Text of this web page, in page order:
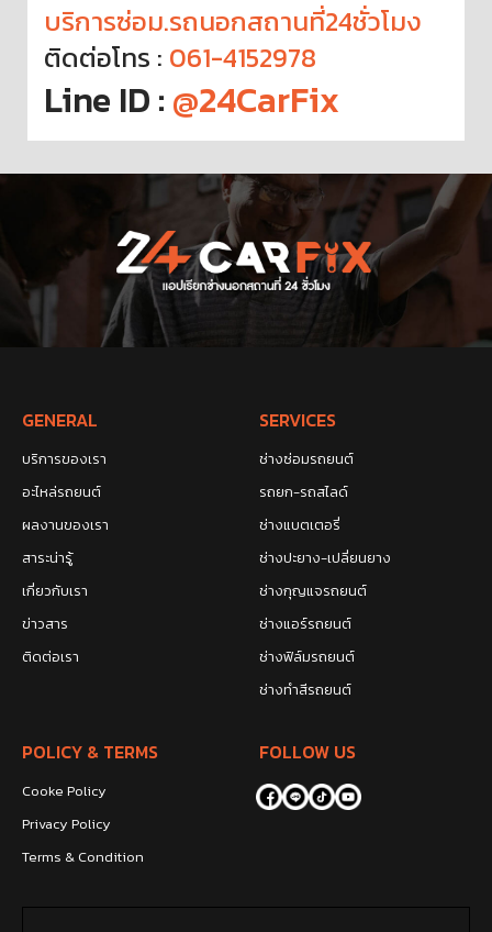
บริการซ่อม.รถนอกสถานที่24ชั่วโมง
ติดต่อโทร : 061-4152978
Line ID :@24CarFix
GENERAL
บริการของเรา
อะไหล่รถยนต์
ผลงานของเรา
สาระน่ารู้
เกี่ยวกับเรา
ข่าวสาร
ติดต่อเรา
SERVICES
ช่างซ่อมรถยนต์
รถยก-รถสไลด์
ช่างแบตเตอรี่
ช่างปะยาง-เปลี่ยนยาง
ช่างกุญแจรถยนต์
ช่างแอร์รถยนต์
ช่างฟิล์มรถยนต์
ช่างทำสีรถยนต์
POLICY & TERMS
Cooke Policy
Privacy Policy
Terms & Condition
FOLLOW US